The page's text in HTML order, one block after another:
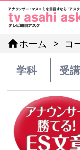
homeホーム コ
学科 受